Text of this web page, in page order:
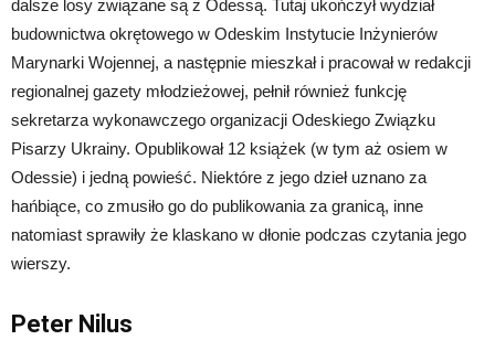
dalsze losy związane są z Odessą. Tutaj ukończył wydział
budownictwa okrętowego w Odeskim Instytucie Inżynierów
Marynarki Wojennej, a następnie mieszkał i pracował w redakcji
regionalnej gazety młodzieżowej, pełnił również funkcję
sekretarza wykonawczego organizacji Odeskiego Związku
Pisarzy Ukrainy. Opublikował 12 książek (w tym aż osiem w
Odessie) i jedną powieść. Niektóre z jego dzieł uznano za
hańbiące, co zmusiło go do publikowania za granicą, inne
natomiast sprawiły że klaskano w dłonie podczas czytania jego
wierszy.
Peter Nilus